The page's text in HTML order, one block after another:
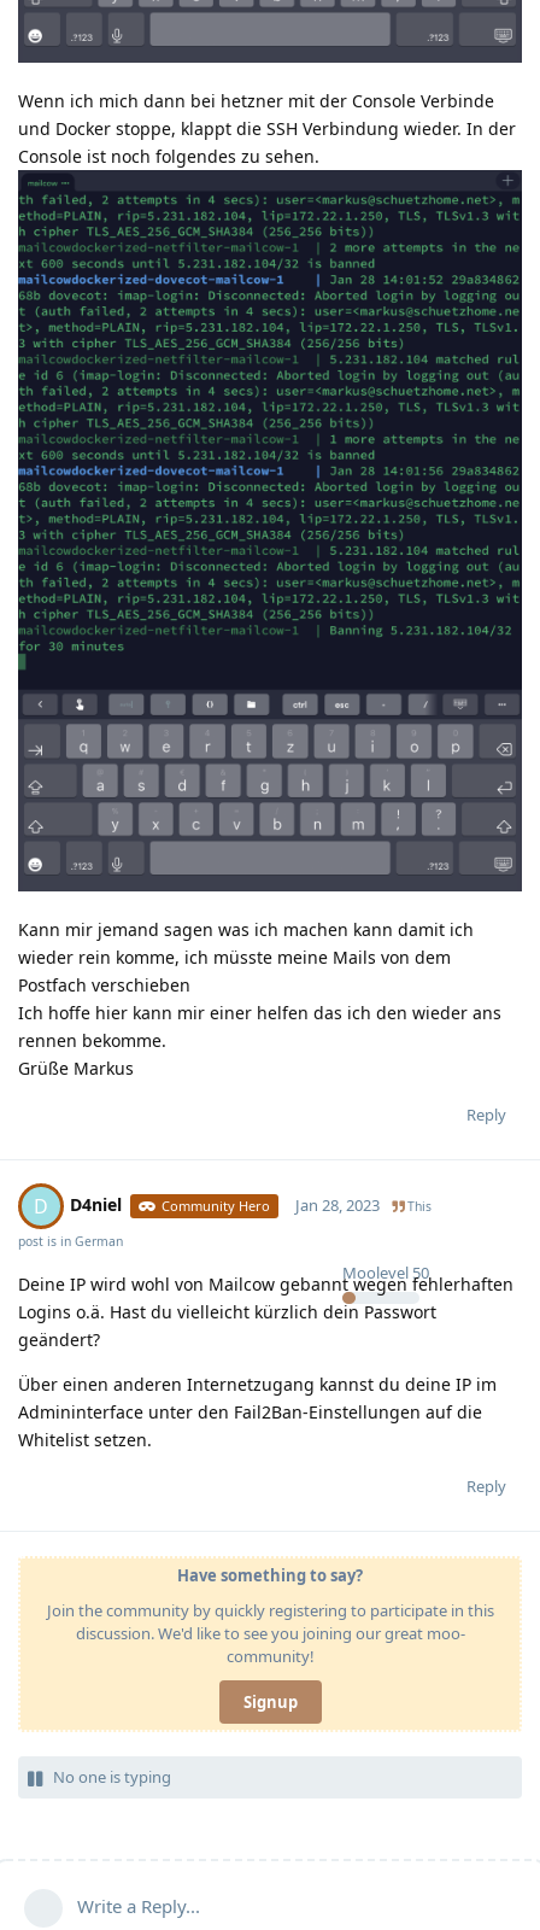
Wenn ich mich dann bei hetzner mit der Console Verbinde
und Docker stoppe, klappt die SSH Verbindung wieder. In der
Console ist noch folgendes zu sehen.
Kann mir jemand sagen was ich machen kann damit ich
wieder rein komme, ich müsste meine Mails von dem
Postfach verschieben
Ich hoffe hier kann mir einer helfen das ich den wieder ans
rennen bekomme.
Grüße Markus
Reply
D D4niel Community Hero
Moolevel 50
Jan 28, 2023 This
post is in German
Deine IP wird wohl von Mailcow gebannt wegen fehlerhaften
Logins o.ä. Hast du vielleicht kürzlich dein Passwort
geändert?
Über einen anderen Internetzugang kannst du deine IP im
Admininterface unter den Fail2Ban-Einstellungen auf die
Whitelist setzen.
Reply
Have something to say?
Join the community by quickly registering to participate in this
discussion. We'd like to see you joining our great moo-
community!
Signup
No one is typing
Write a Reply...